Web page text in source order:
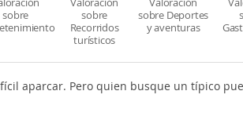
sobre
sobre
Recorridos
turísticos
sobre Deportes
y aventuras
aparcar. Pero quien busque un típico